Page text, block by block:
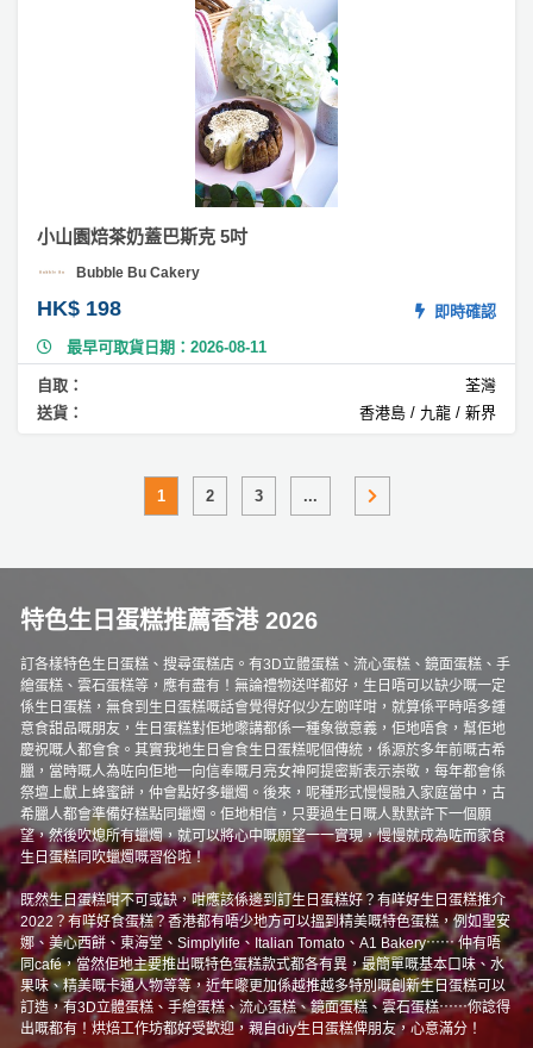
小山園焙茶奶蓋巴斯克 5吋
Bubble Bu Cakery
HK$ 198
即時確認
最早可取貨日期：2026-08-11
自取：
荃灣
送貨：
香港島 / 九龍 / 新界
1 2 3 ...
特色生日蛋糕推薦香港 2026
訂各樣特色生日蛋糕、搜尋蛋糕店。有3D立體蛋糕、流心蛋糕、鏡面蛋糕、手
繪蛋糕、雲石蛋糕等，應有盡有！無論禮物送咩都好，生日唔可以缺少嘅一定
係生日蛋糕，無食到生日蛋糕嘅話會覺得好似少左啲咩咁，就算係平時唔多鍾
意食甜品嘅朋友，生日蛋糕對佢地嚟講都係一種象徵意義，佢地唔食，幫佢地
慶祝嘅人都會食。其實我地生日會食生日蛋糕呢個傳統，係源於多年前嘅古希
臘，當時嘅人為咗向佢地一向信奉嘅月亮女神阿提密斯表示崇敬，每年都會係
祭壇上獻上蜂蜜餅，仲會點好多蠟燭。後來，呢種形式慢慢融入家庭當中，古
希臘人都會準備好糕點同蠟燭。佢地相信，只要過生日嘅人默默許下一個願
望，然後吹熄所有蠟燭，就可以將心中嘅願望一一實現，慢慢就成為咗而家食
生日蛋糕同吹蠟燭嘅習俗啦！
既然生日蛋糕咁不可或缺，咁應該係邊到訂生日蛋糕好？有咩好生日蛋糕推介
2022？有咩好食蛋糕？香港都有唔少地方可以搵到精美嘅特色蛋糕，例如聖安
娜、美心西餅、東海堂、Simplylife、Italian Tomato、A1 Bakery⋯⋯ 仲有唔
同café，當然佢地主要推出嘅特色蛋糕款式都各有異，最簡單嘅基本口味、水
果味、精美嘅卡通人物等等，近年嚟更加係越推越多特別嘅創新生日蛋糕可以
訂造，有3D立體蛋糕、手繪蛋糕、流心蛋糕、鏡面蛋糕、雲石蛋糕⋯⋯你諗得
出嘅都有！烘焙工作坊都好受歡迎，親自diy生日蛋糕俾朋友，心意滿分！